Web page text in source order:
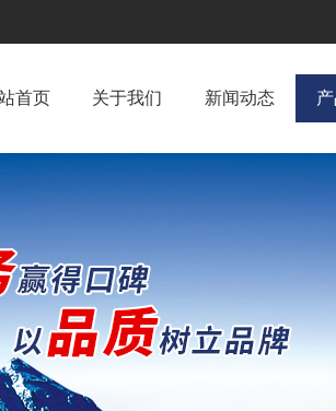
首页 关于我们 新闻动态